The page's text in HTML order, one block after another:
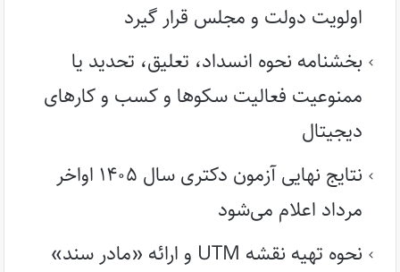
اولویت دولت و مجلس قرار گیرد
بخشنامه نحوه انسداد، تعلیق، تحدید یا
ممنوعیت فعالیت سکوها و کسب و کارهای
دیجیتال
نتایج نهایی آزمون دکتری سال ۱۴۰۵ اواخر
مرداد اعلام می‌شود
نحوه تهیه نقشه UTM و ارائه «مادر سند»